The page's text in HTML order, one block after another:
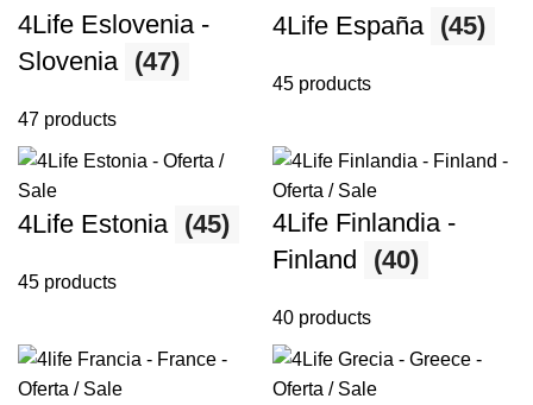
4Life Eslovenia -
Slovenia (47)
47 products
4Life España (45)
45 products
4Life Estonia (45)
45 products
4Life Finlandia -
Finland
(40)
40 products